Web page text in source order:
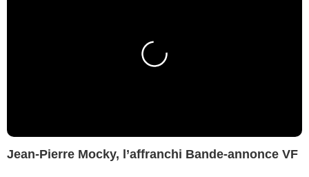
Jean-Pierre Mocky, l’affranchi Bande-annonce VF